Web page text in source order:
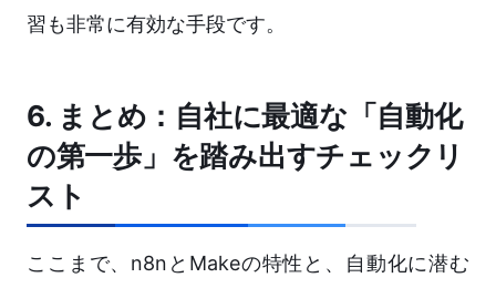
習も非常に有効な手段です。
6. まとめ：自社に最適な「自動化
の第一歩」を踏み出すチェックリ
スト
ここまで、n8nとMakeの特性と、自動化に潜む